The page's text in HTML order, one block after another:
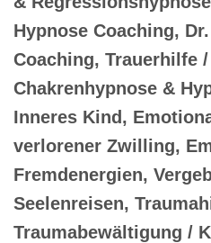
Hypnose Coaching,
Coaching, Trauerhilfe
Chakrenhypnose &
Inneres Kind,
verlorener Zwilling,
Fremdenergien,
Seelenreisen,
Traumabewältigung /